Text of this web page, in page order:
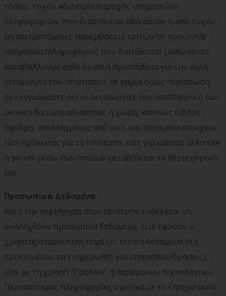
τόπου, τυχόν αδυναμία παροχής υπηρεσιών/
πληροφοριών, που διατίθενται από αυτόν ή από τυχόν
μη επιτρεπόμενες παρεμβάσεις τρίτων σε προϊόντα/
υπηρεσίες/πληροφορίες που διατίθενται μέσω αυτού.
Καταβάλλουμε κάθε δυνατή προσπάθεια για την καλή
λειτουργία του Ιστότοπου, σε καμία όμως περίπτωση
δεν εγγυόμαστε ότι οι λειτουργίες του Ιστότοπου ή των
servers θα είναι αδιάκοπες ή χωρίς κανενός είδους
σφάλμα, απαλλαγμένες από ιούς και παρόμοια στοιχεία,
είτε πρόκειται για το Ιστότοπο, είτε για κάποιο άλλο site
ή server μέσω των οποίων μεταδίδεται το περιεχόμενό
της.
Προσωπικά Δεδομένα
Κατά την περιήγηση στον Ιστότοπο ενδέχεται να
συλλεχθούν προσωπικά δεδομένα, είτε εφόσον ο
χρήστης/επισκέπτης παρέχει τέτοια δεδομένα (π.χ.
προκειμένου να ενημερωθεί για υπηρεσίες/δράσεις),
είτε με τη χρήση “Cookies” ή παρόμοιων τεχνολογιών.
Περισσότερες πληροφορίες σχετικά με το ζήτημα αυτό